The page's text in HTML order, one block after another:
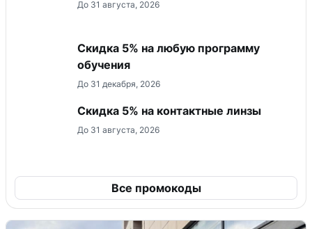
До 31 августа, 2026
Скидка 5% на любую программу
обучения
До 31 декабря, 2026
Скидка 5% на контактные линзы
До 31 августа, 2026
Все промокоды